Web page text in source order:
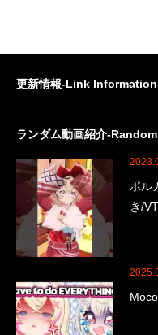
更新情報-Link
ランダム動画紹介-
ポル
き/